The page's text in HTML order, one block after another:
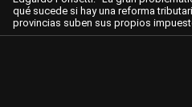
qué sucede si hay una reforma
provincias suben sus propios